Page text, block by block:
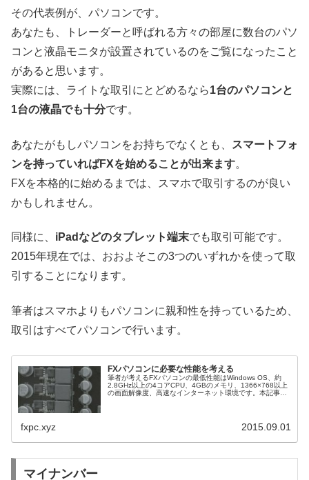
その代表例が、パソコンです。
あなたも、トレーダーと呼ばれる方々の部屋に数台のパソ
コンと液晶モニタが設置されているのをご覧になったこと
があると思います。
実際には、ライトな取引にとどめるなら1台のパソコンと
1台の液晶でも十分です。
あなたがもしパソコンをお持ちでなくとも、
スマートフォ
ンを持っていればFXを始めることが出来ます。
FXを本格的に始めるまでは、スマホで取引するのが良い
かもしれません。
同様に、 iPadなどのタブレット端末でも取引可能です。
2015年現在では、おおよそこの3つのいずれかを使って取
引することになります。
筆者はスマホよりもパソコンに親和性を持っているため、
取引はすべてパソコンで行います。
FXパソコンに必要な性能を考える
筆者が考えるFXパソコンの最低性能はWindows OS、約
2.8GHz以上の4コアCPU、4GBのメモリ、1366×768以上
の画面解像度、高速なインターネット環境です。本記事で
fxpc.xyz 2015.09.01
マイナンバー